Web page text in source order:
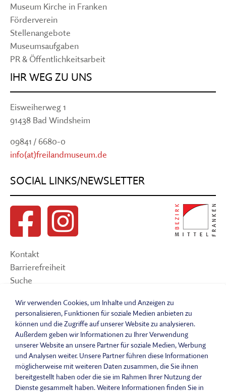
Museum Kirche in Franken
Förderverein
Stellenangebote
Museumsaufgaben
PR & Öffentlichkeitsarbeit
IHR WEG ZU UNS
Eisweiherweg 1
91438 Bad Windsheim
09841 / 6680-0
info(at)freilandmuseum.de
SOCIAL LINKS/NEWSLETTER
Kontakt
Barrierefreiheit
Suche
Impressum
Datenschutzerklärung
Barrierefreiheitserklärung
Leichte Sprache
Widerrufsbelehrung
Vertrag widerrufen
AGB
Wir verwenden Cookies, um Inhalte und Anzeigen zu
personalisieren, Funktionen für soziale Medien anbieten zu
können und die Zugriffe auf unserer Website zu analysieren.
Außerdem geben wir Informationen zu Ihrer Verwendung
unserer Website an unsere Partner für soziale Medien, Werbung
und Analysen weiter. Unsere Partner führen diese Informationen
möglicherweise mit weiteren Daten zusammen, die Sie ihnen
bereitgestellt haben oder die sie im Rahmen Ihrer Nutzung der
Dienste gesammelt haben. Weitere Informationen finden Sie in